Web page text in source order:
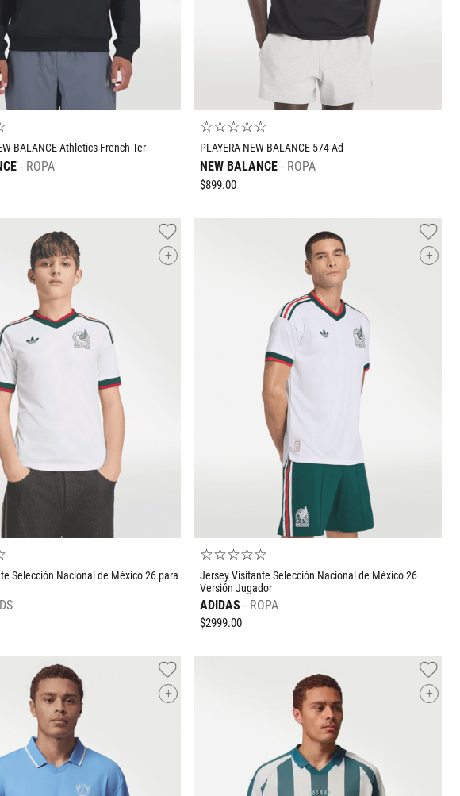
M
AGREGAR AL CARRITO
BALANCE Athletics French Ter
ROPA
Tallas Ropa
M
AGREGAR AL CARRITO
☆☆☆☆☆
PLAYERA NEW BALANCE 574 Ad
NEW BALANCE ROPA
$899.00
+
Tallas Ropa
Selección Nacional de México 26 para
+
Tallas Ropa
☆☆☆☆☆
Jersey Visitante Selección Nacional de México 26
Versión Jugador
ADIDAS ROPA
$2999.00
+ +